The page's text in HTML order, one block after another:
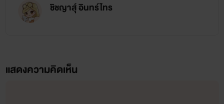
ชิชญาสุ์ อินทร์ไทร
แสดงความคิดเห็น